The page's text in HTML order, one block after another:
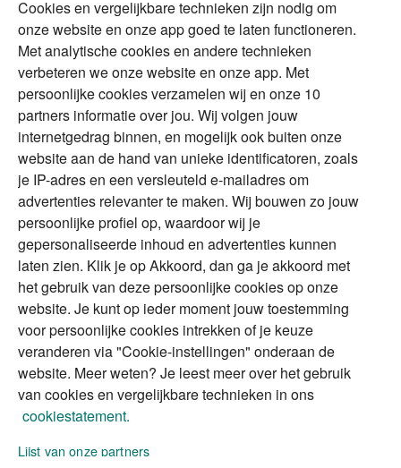
Duurzaam
Vermogensplanning
Tweede huis in
buitenland
DGA
Erfenis
Over Financial Focus
Specialisten
Financial Focus
magazine
The Exit Years
Contact
Alles voor en over vermogenden.
Over ABN AMRO Veiligheid
Privacy & Cookies
Toegankelijkheid
Disclaimer RSS
Cookies en vergelijkbare technieken zijn nodig om
onze website en onze app goed te laten functioneren.
Met analytische cookies en andere technieken
verbeteren we onze website en onze app. Met
persoonlijke cookies verzamelen wij en onze 10
partners informatie over jou. Wij volgen jouw
internetgedrag binnen, en mogelijk ook buiten onze
website aan de hand van unieke identificatoren, zoals
je IP-adres en een versleuteld e-mailadres om
advertenties relevanter te maken. Wij bouwen zo jouw
persoonlijke profiel op, waardoor wij je
gepersonaliseerde inhoud en advertenties kunnen
laten zien. Klik je op Akkoord, dan ga je akkoord met
het gebruik van deze persoonlijke cookies op onze
website. Je kunt op ieder moment jouw toestemming
voor persoonlijke cookies intrekken of je keuze
veranderen via "Cookie-instellingen" onderaan de
website. Meer weten? Je leest meer over het gebruik
van cookies en vergelijkbare technieken in ons
cookiestatement.
Lijst van onze partners